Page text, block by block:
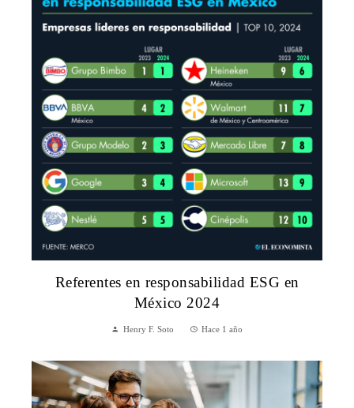
Referentes en responsabilidad ESG en
México 2024
Henry F. Soto Hace 1 año